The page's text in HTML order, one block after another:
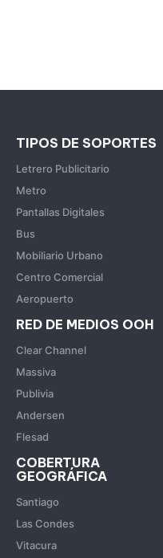
TIPOS DE SOPORTES
Letrero Publicitario
Metro
Pantallas Digitales
Bus
Mobiliario Urbano
Centro Comercial
Aeropuerto
RED DE MEDIOS OOH
Clear Channel
Massiva
Publivia
Andersen
Flesad
COBERTURA
GEOGRÁFICA
Santiago
Las Condes
Vitacura